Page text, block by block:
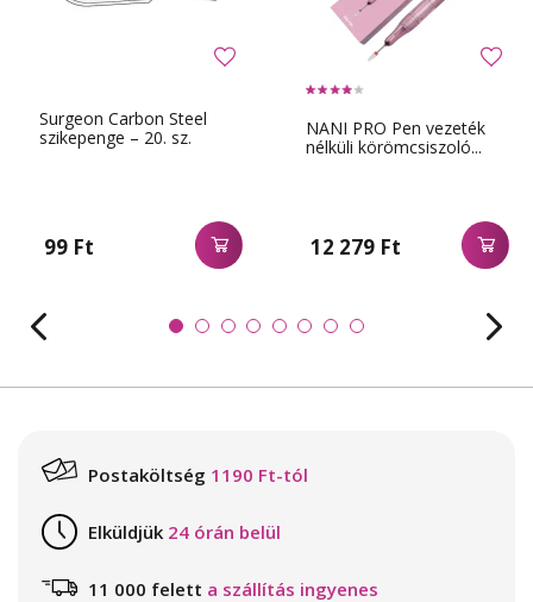
Surgeon Carbon Steel
szikepenge – 20. sz.
99 Ft
NANI PRO Pen vezeték
nélküli körömcsiszoló...
12 279 Ft
Postaköltség 1190 Ft-tól
Elküldjük 24 órán belül
11 000 felett a szállítás ingyenes